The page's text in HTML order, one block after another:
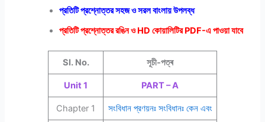
প্রতিটি প্রশ্নোত্তর সহজ ও সরল বাংলায় উপলব্ধ
প্রতিটি প্রশ্নোত্তর রঙিন ও HD কোয়ালিটির PDF-এ পাওয়া যাবে
Sl. No. সূচী-পত্ৰ
Unit 1 PART – A
Chapter 1 সংবিধান প্রণয়নঃ সংবিধানঃ কেন এবং